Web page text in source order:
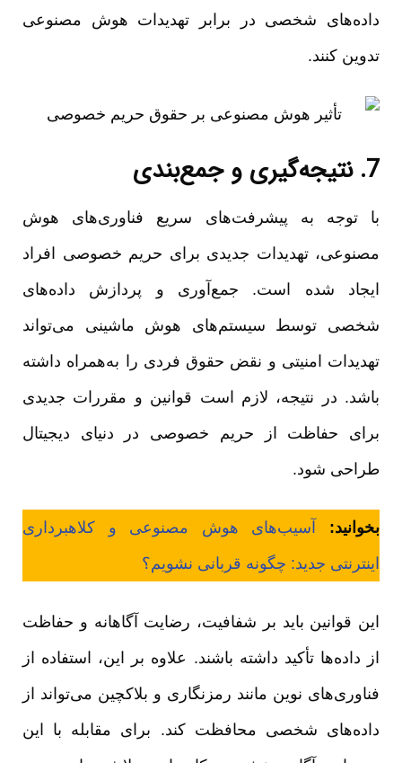
داده‌های شخصی در برابر تهدیدات هوش مصنوعی
تدوین کنند.
7. نتیجه‌گیری و جمع‌بندی
با توجه به پیشرفت‌های سریع فناوری‌های هوش
مصنوعی، تهدیدات جدیدی برای حریم خصوصی افراد
ایجاد شده است. جمع‌آوری و پردازش داده‌های
شخصی توسط سیستم‌های هوش ماشینی می‌تواند
تهدیدات امنیتی و نقض حقوق فردی را به‌همراه داشته
باشد. در نتیجه، لازم است قوانین و مقررات جدیدی
برای حفاظت از حریم خصوصی در دنیای دیجیتال
طراحی شود.
بخوانید:
آسیب‌های هوش مصنوعی و کلاهبرداری‌
اینترنتی جدید: چگونه قربانی نشویم؟
این قوانین باید بر شفافیت، رضایت آگاهانه و حفاظت
از داده‌ها تأکید داشته باشند. علاوه بر این، استفاده از
فناوری‌های نوین مانند رمزنگاری و بلاکچین می‌تواند از
داده‌های شخصی محافظت کند. برای مقابله با این